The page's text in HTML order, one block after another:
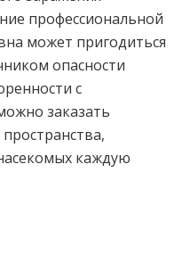
профессиональной
может пригодиться
опасности
с
заказать
каждую